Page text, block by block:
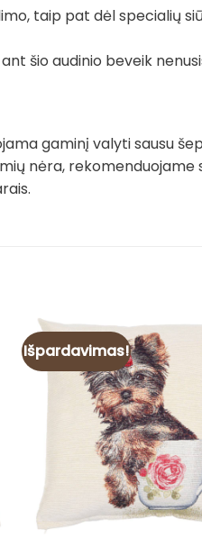
taip pat dėl specialių
šio audinio beveik
gaminį valyti sausu
nėra,
Išpardavimas!